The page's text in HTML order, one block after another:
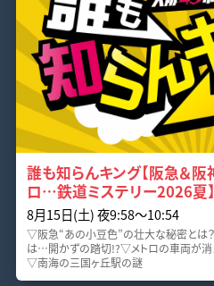
誰も知らんキング【阪急＆阪
ロ…鉄道ミステリー2026夏】
8月15日(土) 夜9:58〜10:54
▽阪急“あの小豆色”の壮大な秘密とは
は…開かずの踏切!?▽メトロの車両が消
▽南海の三国ヶ丘駅の謎